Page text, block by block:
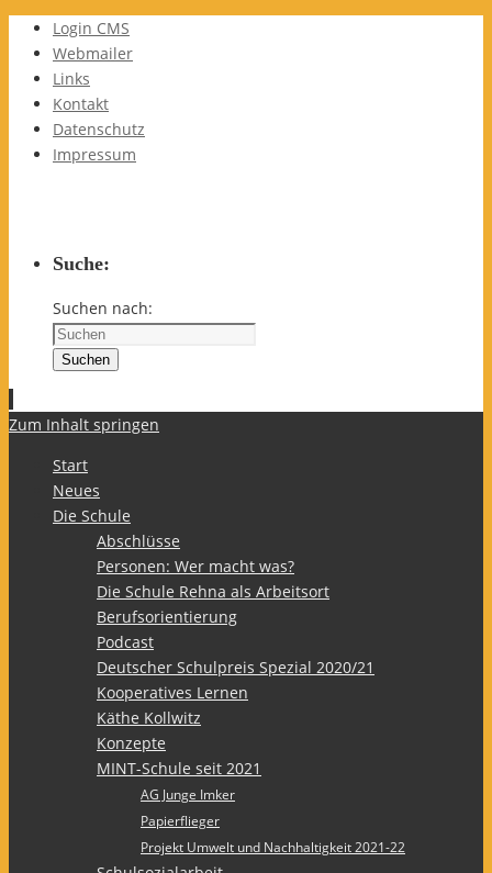
Login CMS
Webmailer
Links
Kontakt
Datenschutz
Impressum
Suche:
Suchen nach:
Suchen
Zum Inhalt springen
Start
Neues
Die Schule
Abschlüsse
Personen: Wer macht was?
Die Schule Rehna als Arbeitsort
Berufsorientierung
Podcast
Deutscher Schulpreis Spezial 2020/21
Kooperatives Lernen
Käthe Kollwitz
Konzepte
MINT-Schule seit 2021
AG Junge Imker
Papierflieger
Projekt Umwelt und Nachhaltigkeit 2021-22